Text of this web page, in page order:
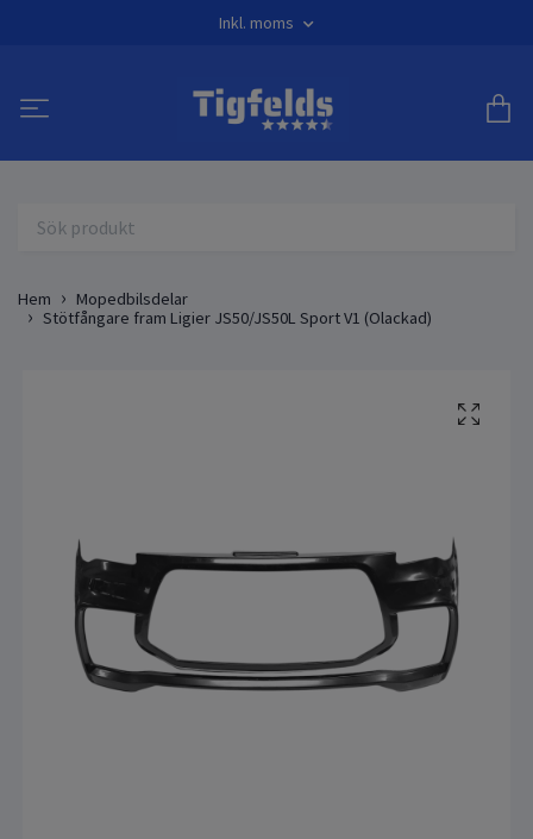
Inkl. moms
Hem
Mopedbilsdelar
Stötfångare fram Ligier JS50/JS50L Sport V1 (Olackad)